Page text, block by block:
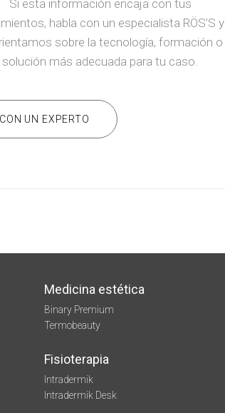
Si esta información encaja con tus
habla con un especialista RÖS’S y
sobre la tecnología, formación o
solución más adecuada para tu caso.
UN EXPERTO
Medicina estética
Binary Premium
Termobeauty
Fisioterapia
Intradermik
Intradermik Desk